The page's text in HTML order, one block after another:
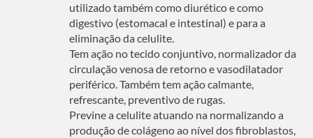
utilizado também como diurético e como
digestivo (estomacal e intestinal) e para a
eliminação da celulite.
Tem ação no tecido conjuntivo, normalizador da
circulação venosa de retorno e vasodilatador
periférico. Também tem ação calmante,
refrescante, preventivo de rugas.
Previne a celulite atuando na normalizando a
produção de colágeno ao nível dos fibroblastos,